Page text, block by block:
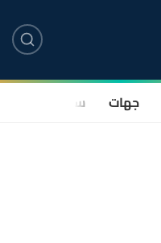
جهات سياسة